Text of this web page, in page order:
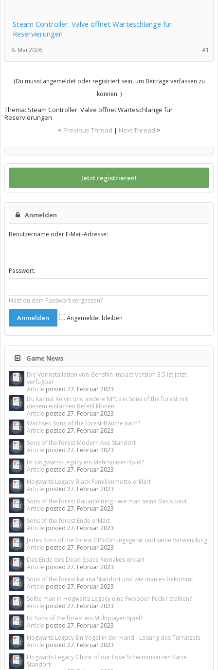
Steam Controller: Valve öffnet Warteschlange für
Reservierungen
#1
8. Mai 2026
(Du musst angemeldet oder registriert sein, um Beiträge verfassen zu
können. )
Thema: Steam Controller: Valve öffnet Warteschlange für
Reservierungen
< Previous Thread | Next Thread >
Jetzt registrieren!
Anmelden
Benutzername oder E-Mail-Adresse:
Passwort:
Hast du dein Passwort vergessen?
Angemeldet bleiben
Game News
Die Vorinstallation von Genshin Impact Version 3.5 ist jetzt
verfügbar
Article posted 27. Februar 2023
Du kannst Kelvin und andere NPCs in Sons of the forest mit
diesem einfachen Befehl klonen
Article posted 27. Februar 2023
Wachsen Sons of the forest-Bäume nach?
Article posted 27. Februar 2023
Sons of the forest Modern Axe Standort
Article posted 27. Februar 2023
Ist Hogwarts-Legacy ein Mehrspieler-Spiel?
Article posted 27. Februar 2023
Hogwarts Legacy Black Familienmotto erklärt
Article posted 27. Februar 2023
Sons of the forest Bauanleitung - wie man seine Basis baut
Article posted 27. Februar 2023
Sons of the forest Ende erklärt
Article posted 27. Februar 2023
Jedes Sons of the forest GPS-Ortungsgerät und seine Verwendung
Article posted 27. Februar 2023
Das Ende des Dead Space Remakes erklärt
Article posted 27. Februar 2023
Sons of the forest katana Standort und wie man es bekommt
Article posted 27. Februar 2023
Sollte man in Hogwarts Legacy eine Fwooper-Feder stehlen?
Article posted 27. Februar 2023
Ist Sons of the forest ein Multiplayer-Spiel?
Article posted 27. Februar 2023
Hogwarts Legacy Ein Vogel in der Hand - Lösung des Türrätsels
Article posted 27. Februar 2023
Hogwarts Legacy Ghost of our Love Schwimmkerzen Karte
Standort